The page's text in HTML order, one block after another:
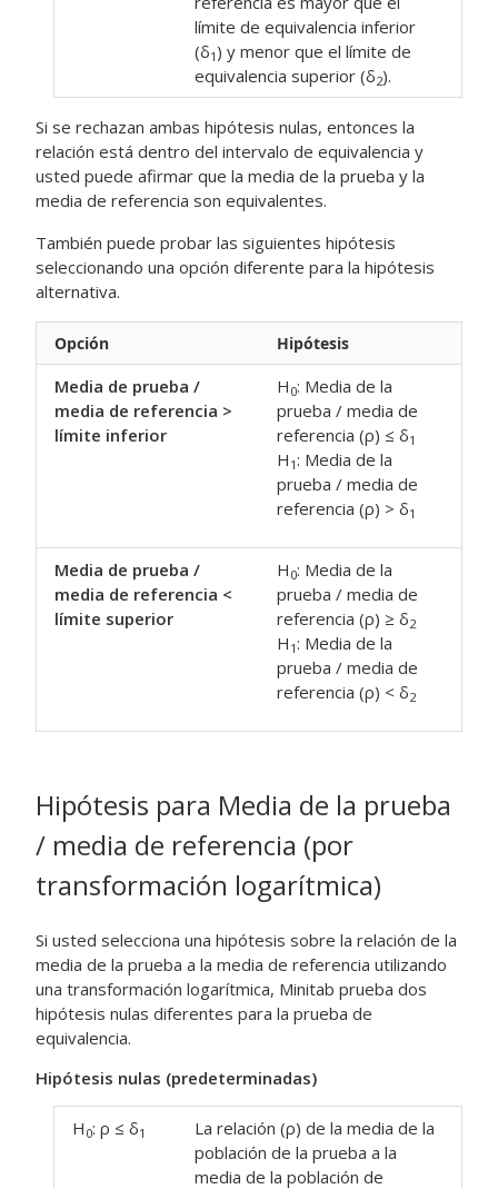
límite de equivalencia inferior
(δ1 ) y menor que el límite de
equivalencia superior (δ2).
Si se rechazan ambas hipótesis nulas, entonces la
relación está dentro del intervalo de equivalencia y
usted puede afirmar que la media de la prueba y la
media de referencia son equivalentes.
También puede probar las siguientes hipótesis
seleccionando una opción diferente para la hipótesis
alternativa.
Opción Hipótesis
Media de prueba /
media de referencia >
límite inferior
H 0: Media de la
prueba / media de
referencia (ρ) ≤ δ1
H 1: Media de la
prueba / media de
referencia (ρ) > δ1
Media de prueba /
media de referencia <
límite superior
H 0: Media de la
prueba / media de
referencia (ρ) ≥ δ2
H 1: Media de la
prueba / media de
referencia (ρ) < δ2
Hipótesis para Media de la prueba
/ media de referencia (por
transformación logarítmica)
Si usted selecciona una hipótesis sobre la relación de la
media de la prueba a la media de referencia utilizando
una transformación logarítmica, Minitab prueba dos
hipótesis nulas diferentes para la prueba de
equivalencia.
Hipótesis nulas (predeterminadas)
H 0: ρ ≤ δ1
La relación (ρ) de la media de la
población de la prueba a la
media de la población de